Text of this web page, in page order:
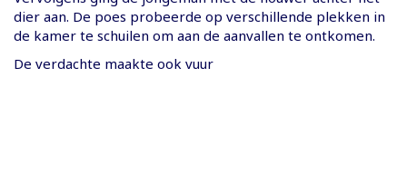
dier aan. De poes probeerde op verschillende plekken in
de kamer te schuilen om aan de aanvallen te ontkomen.
De verdachte maakte ook vuur